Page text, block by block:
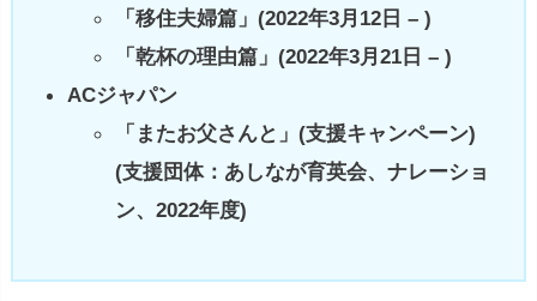
「移住夫婦篇」(2022年3月12日 – )
「乾杯の理由篇」(2022年3月21日 – )
ACジャパン
「またお父さんと」(支援キャンペーン)
(支援団体：あしなが育英会、ナレーショ
ン、2022年度)